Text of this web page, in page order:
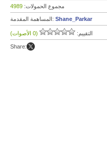
مجموع الحمولات: 4989
المساهمة المقدمة: Shane_Parkar
التقييم: (0 الأصوات)
Share: